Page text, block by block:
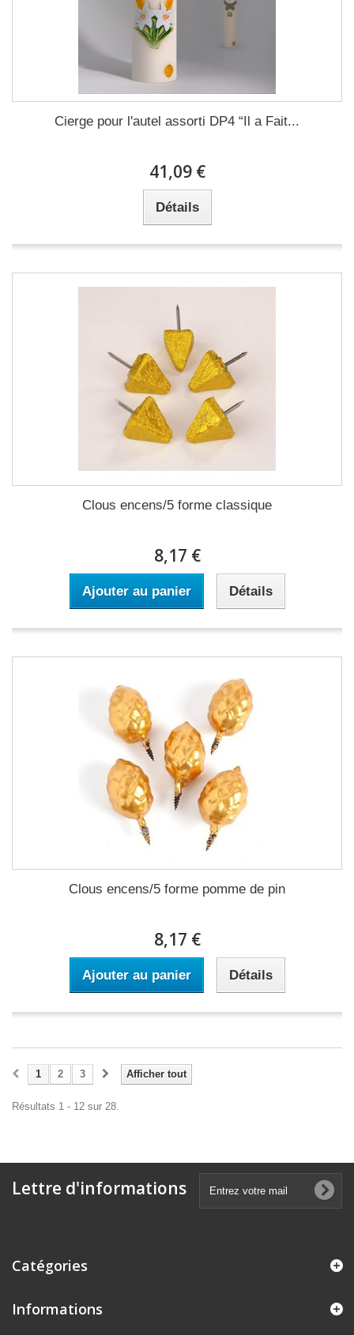
Cierge pour l'autel assorti DP4 “Il a Fait...
41,09 €
Détails
Clous encens/5 forme classique
8,17 €
Ajouter au panier Détails
Clous encens/5 forme pomme de pin
8,17 €
Ajouter au panier Détails
Afficher tout
1 2 3
Résultats 1 - 12 sur 28.
Lettre d'informations
Catégories
Informations